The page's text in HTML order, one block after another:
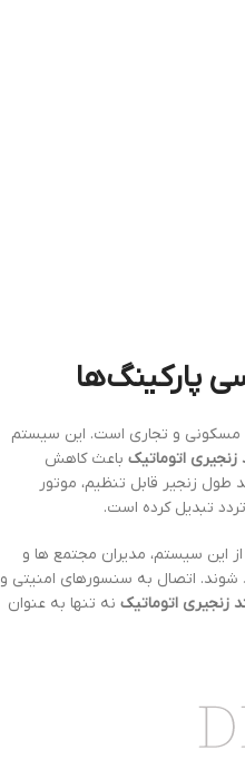
پارکینگ‌ها
مسکونی و تجاری است. این سیستم
زنجیری اتوماتیک باعث کاهش
زنجیر قابل تنظیم، موتور
تبدیل کرده است.
این سیستم، مدیران مجتمع ها و
شوند. اتصال به سنسورهای امنیتی و
زنجیری اتوماتیک نه تنها به عنوان